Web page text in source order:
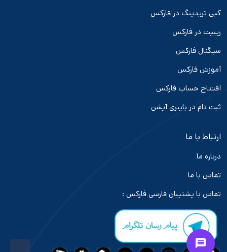
کپی تریدینگ در فارکس
ریبیت در فارکس
سیگنال فارکس
آموزش فارکس
افتتاح حساب فارکس
ثبت نام در باینری آپشن
ارتباط با ما
درباره ما
تماس با ما
تماس با پشتیبان فارسی فارکس :